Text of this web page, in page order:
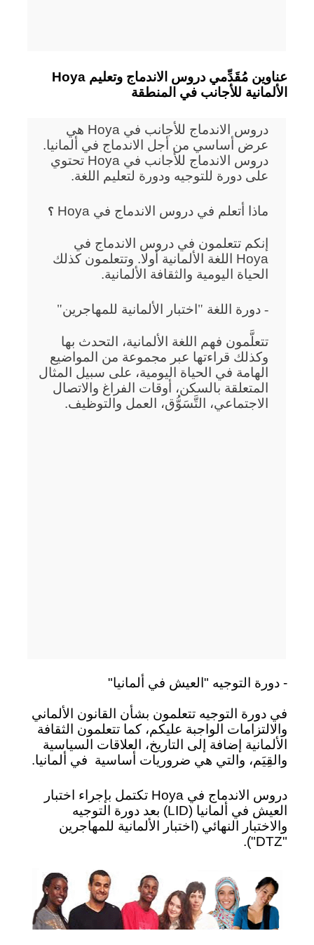
Hoya عناوين مُقَدِّمي دروس الاندماج وتعليم
الألمانية للأجانب في المنطقة
دروس الاندماج للأجانب في Hoya هي
عرض أساسي من أجل الاندماج في ألمانيا.
دروس الاندماج للأجانب في Hoya تحتوي
على دورة للتوجيه ودورة لتعليم اللغة.
ماذا أتعلم في دروس الاندماج في Hoya ؟
إنكم تتعلمون في دروس الاندماج في
Hoya اللغة الألمانية أولا. وتتعلمون كذلك
الحياة اليومية والثقافة الألمانية.
- دورة اللغة "اختبار الألمانية للمهاجرين"
تتعلَّمون فهم اللغة الألمانية، التحدث بها
وكذلك قراءتها عبر مجموعة من المواضيع
الهامة في الحياة اليومية، على سبيل المثال
المتعلقة بالسكن، أوقات الفراغ والاتصال
الاجتماعي، التَّسَوُّق، العمل والتوظيف.
- دورة التوجيه "العيش في ألمانيا"
في دورة التوجيه تتعلمون بشأن القانون الألماني
والالتزامات الواجبة عليكم، كما تتعلمون الثقافة
الألمانية إضافة إلى التاريخ، العلاقات السياسية
والقِيَم، والتي هي ضروريات أساسية في ألمانيا.
دروس الاندماج في Hoya تكتمل بإجراء اختبار
العيش في ألمانيا (LID) بعد دورة التوجيه
والاختبار النهائي (اختبار الألمانية للمهاجرين
"DTZ").